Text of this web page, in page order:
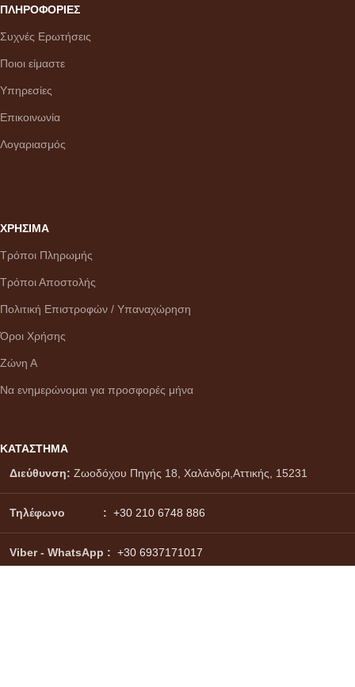
ΠΛΗΡΟΦΟΡΙΕΣ
Συχνές Ερωτήσεις
Ποιοι είμαστε
Υπηρεσίες
Επικοινωνία
Λογαριασμός
ΧΡΗΣΙΜΑ
Τρόποι Πληρωμής
Τρόποι Αποστολής
Πολιτική Επιστροφών / Υπαναχώρηση
Όροι Χρήσης
Ζώνη Α
Να ενημερώνομαι για προσφορές μήνα
ΚΑΤΑΣΤΗΜΑ
Διεύθυνση: Ζωοδόχου Πηγής 18, Χαλάνδρι,Αττικής, 15231
Τηλέφωνο : +30 210 6748 886
Viber - WhatsApp : +30 6937171017